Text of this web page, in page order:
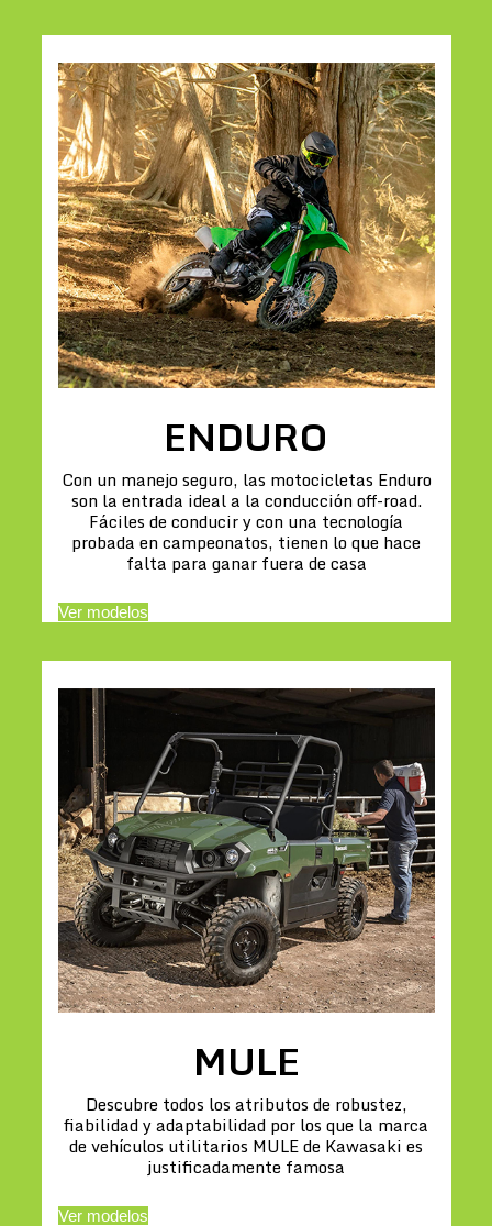
ENDURO
Con un manejo seguro, las motocicletas Enduro
son la entrada ideal a la conducción off-road.
Fáciles de conducir y con una tecnología
probada en campeonatos, tienen lo que hace
falta para ganar fuera de casa
Ver modelos
MULE
Descubre todos los atributos de robustez,
fiabilidad y adaptabilidad por los que la marca
de vehículos utilitarios MULE de Kawasaki es
justificadamente famosa
Ver modelos